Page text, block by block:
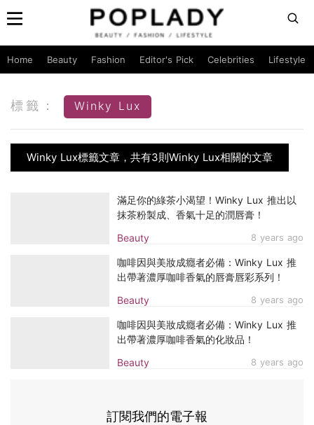
Home Beauty Fashion Editor's Pick Celebrities Lifestyle
標籤： Winky Lux
Winky Lux標籤文章，共有3則Winky Lux相關的文章
Beauty 8 years ago
滿足你的綠茶小渴望！Winky Lux 推出以
抹茶粉製成、香氣十足的潤唇膏！
Beauty 8 years ago
咖啡因與美妝成癮者必備：Winky Lux 推
出帶著濃厚咖啡香氣的唇膏唇彩系列！
Beauty 8 years ago
咖啡因與美妝成癮者必備：Winky Lux 推
出帶著濃厚咖啡香氣的化妝品！
訂閱我們的電子報